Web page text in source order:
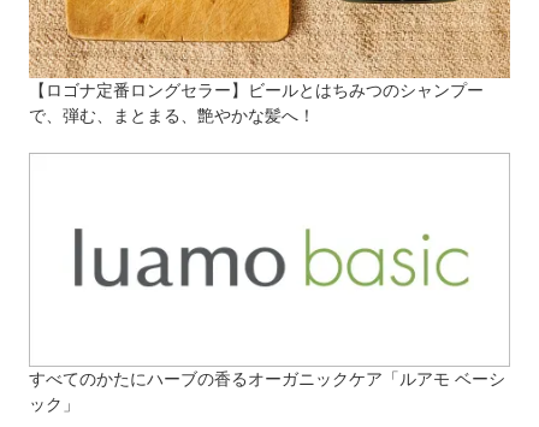
【ロゴナ定番ロングセラー】ビールとはちみつのシャンプー
で、弾む、まとまる、艶やかな髪へ！
すべてのかたにハーブの香るオーガニックケア「ルアモ ベーシ
ック」